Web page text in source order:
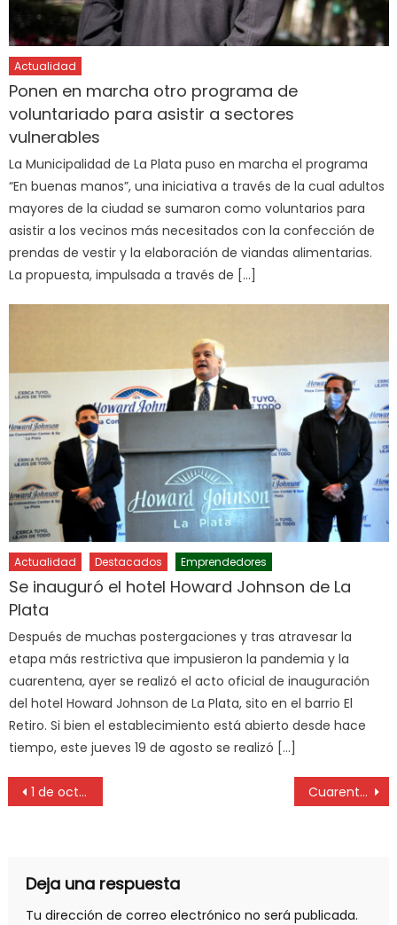
Actualidad
Ponen en marcha otro programa de
voluntariado para asistir a sectores
vulnerables
La Municipalidad de La Plata puso en marcha el programa
“En buenas manos”, una iniciativa a través de la cual adultos
mayores de la ciudad se sumaron como voluntarios para
asistir a los vecinos más necesitados con la confección de
prendas de vestir y la elaboración de viandas alimentarias.
La propuesta, impulsada a través de […]
Actualidad Destacados Emprendedores
Se inauguró el hotel Howard Johnson de La
Plata
Después de muchas postergaciones y tras atravesar la
etapa más restrictiva que impusieron la pandemia y la
cuarentena, ayer se realizó el acto oficial de inauguración
del hotel Howard Johnson de La Plata, sito en el barrio El
Retiro. Si bien el establecimiento está abierto desde hace
tiempo, este jueves 19 de agosto se realizó […]
1 de octubre, día internacional de la música Cuarenta años de provincialización del Hospital Rossi
Deja una respuesta
Tu dirección de correo electrónico no será publicada.